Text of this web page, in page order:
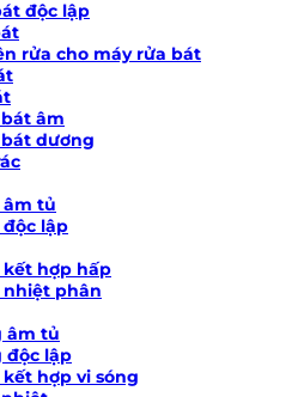
độc lập
rửa cho máy rửa bát
âm
dương
âm tủ
lập
kết hợp hấp
nhiệt phân
âm tủ
độc lập
hợp vi sóng